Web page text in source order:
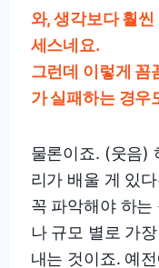
와, 생각보다 훨
세스네요.
그런데 이렇게 꼼
가 실패하는 경우
물론이죠. (웃음)
리가 배울 게 있
꼭 파악해야 하는
나 규모 별로 가
내는 것이죠. 예